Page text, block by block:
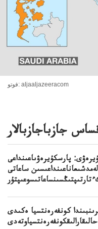
فوتو: aljaaljazeeracom
جازباجازبالار
پارسكۇيرەۋىاعىنداعى
ساعاتى
كونفەرەنتسيا ەكىدى
حالىقارالىقكونفەرەنتسياوتەدى